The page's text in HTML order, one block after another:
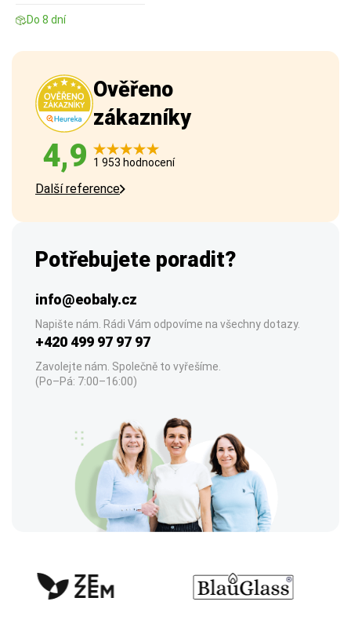
Do 8 dní
Ověřeno
zákazníky
4,9 1 953 hodnocení
Další reference
Potřebujete poradit?
info@eobaly.cz
Napište nám. Rádi Vám odpovíme na všechny dotazy.
+420 499 97 97 97
Zavolejte nám. Společně to vyřešíme.
(Po–Pá: 7:00–16:00)